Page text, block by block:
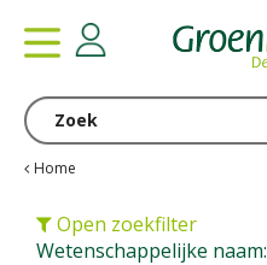
Home
Open zoekfilter
Wetenschappelijke naam: